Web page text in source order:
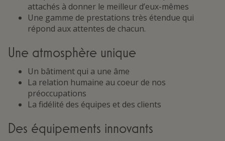
attachés à donner le meilleur d’eux-mêmes
Une gamme de prestations très étendue qui
répond aux attentes de chacun.
Une atmosphère unique
Un bâtiment qui a une âme
La relation humaine au coeur de nos
préoccupations
La fidélité des équipes et des clients
Des équipements innovants